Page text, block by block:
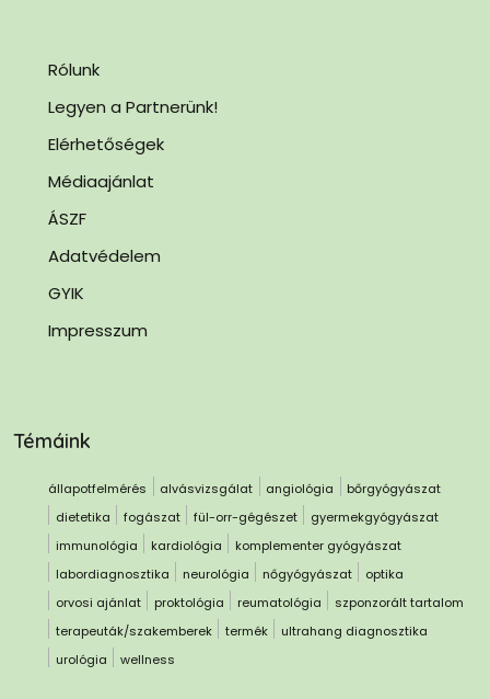
Rólunk
Legyen a Partnerünk!
Elérhetőségek
Médiaajánlat
ÁSZF
Adatvédelem
GYIK
Impresszum
Témáink
állapotfelmérés alvásvizsgálat angiológia
bőrgyógyászat
dietetika
fogászat fül-orr-gégészet
gyermekgyógyászat
immunológia
kardiológia
komplementer gyógyászat
labordiagnosztika
neurológia nőgyógyászat
optika
orvosi ajánlat
proktológia reumatológia
szponzorált tartalom
terapeuták/szakemberek
termék
ultrahang diagnosztika
urológia
wellness